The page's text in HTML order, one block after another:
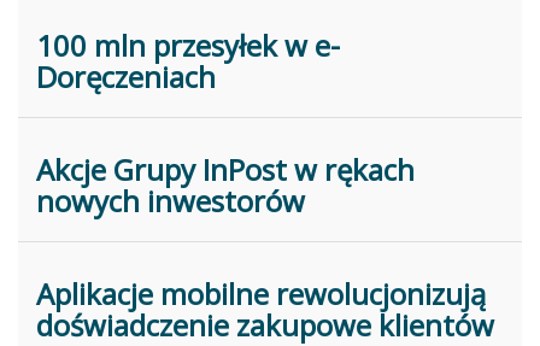
100 mln przesyłek w e-
Doręczeniach
Akcje Grupy InPost w rękach
nowych inwestorów
Aplikacje mobilne rewolucjonizują
doświadczenie zakupowe klientów